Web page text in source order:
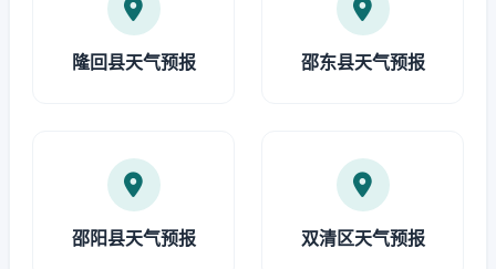
隆回县天气预报 邵东县天气预报
邵阳县天气预报 双清区天气预报